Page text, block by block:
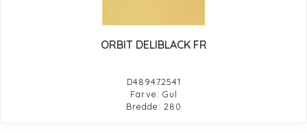
ORBIT DELIBLACK FR
D489472541
Farve: Gul
Bredde: 280